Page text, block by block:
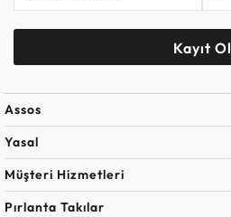
Kayıt Ol
Assos
Yasal
Müşteri Hizmetleri
Pırlanta Takılar